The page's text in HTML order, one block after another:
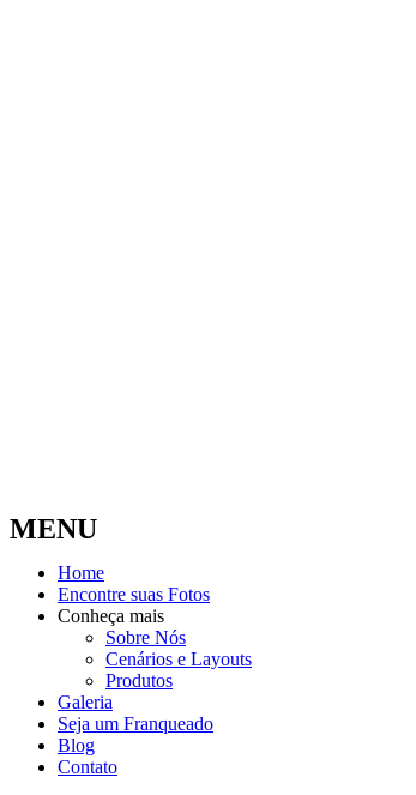
MENU
Home
Encontre suas Fotos
Conheça mais
Sobre Nós
Cenários e Layouts
Produtos
Galeria
Seja um Franqueado
Blog
Contato